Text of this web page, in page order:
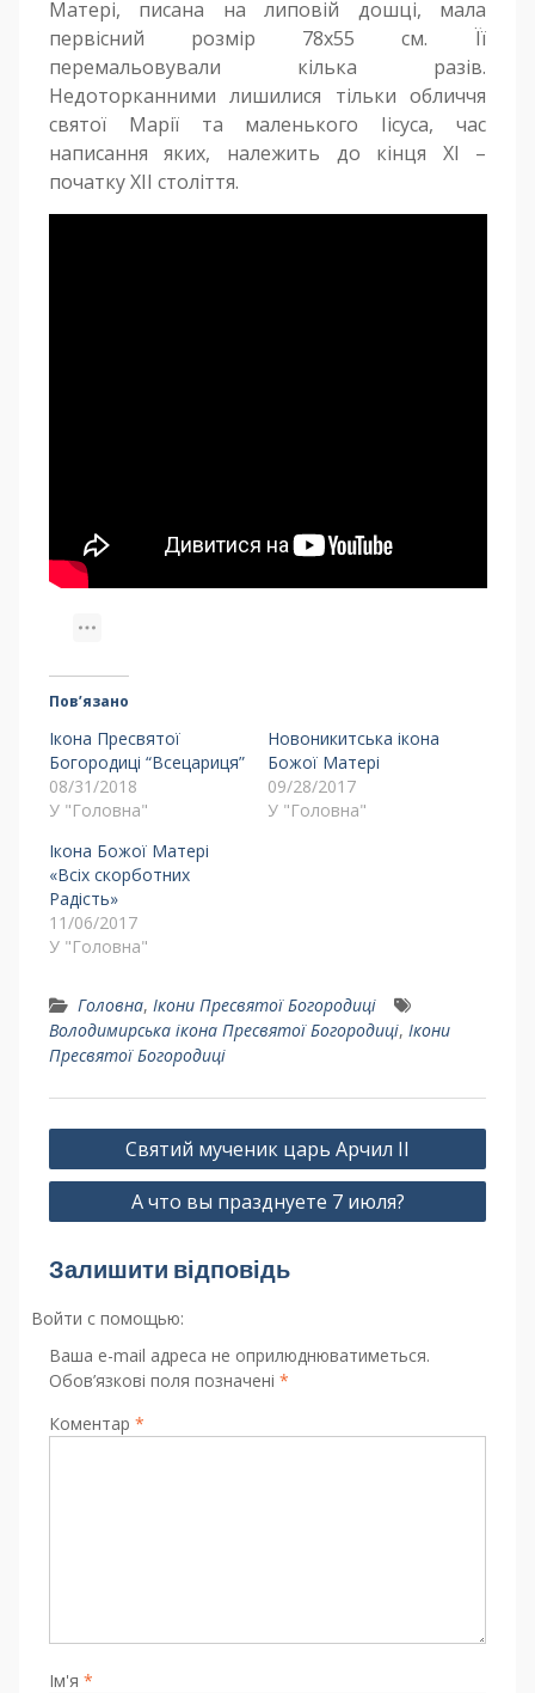
Матері, писана на липовій дошці, мала
первісний розмір 78х55 см. Її
перемальовували кілька разів.
Недоторканними лишилися тільки обличчя
святої Марії та маленького Іісуса, час
написання яких, належить до кінця ХІ –
початку ХІІ століття.
Пов’язано
Ікона Пресвятої
Богородиці “Всецариця”
08/31/2018
У "Головна"
Новоникитська ікона
Божої Матері
09/28/2017
У "Головна"
Ікона Божої Матері
«Всіх скорботних
Радість»
11/06/2017
У "Головна"
Головна, Ікони Пресвятої Богородиці
Володимирська ікона Пресвятої Богородиці, Ікони
Пресвятої Богородиці
Святий мученик царь Арчил ІІ
А что вы празднуете 7 июля?
Залишити відповідь
Войти с помощью:
Ваша e-mail адреса не оприлюднюватиметься.
Обов’язкові поля позначені *
Коментар *
Ім'я *